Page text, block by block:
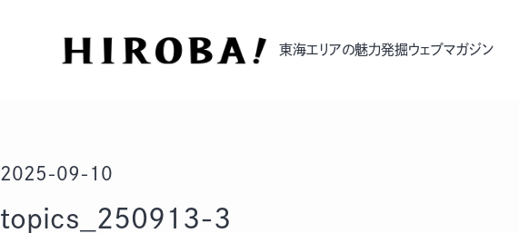
東海エリアの魅力発掘ウェブマガジン
2025-09-10
topics_250913-3